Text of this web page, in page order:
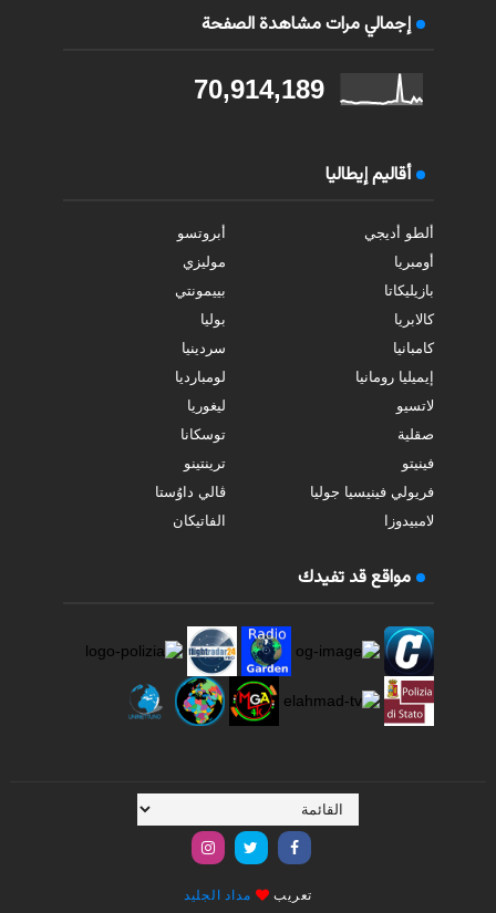
إجمالي مرات مشاهدة الصفحة
70,914,189
أقاليم إيطاليا
ألطو أديجي
أبروتسو
أومبريا
موليزي
بازيليكاتا
بييمونتي
كالابريا
بوليا
كامبانيا
سردينيا
إيميليا رومانيا
لومبارديا
لاتسيو
ليغوريا
صقلية
توسكانا
فينيتو
ترينتينو
فريولي فينيسيا جوليا
ڤالي داوُستا
لامبيدوزا
الفاتيكان
مواقع قد تفيدك
تعريب مداد الجليد